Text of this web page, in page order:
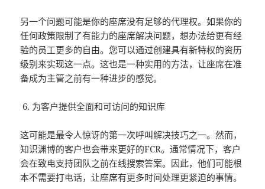
另一个问题可能是你的座席没有足够的代理权。如果你的
任何政策限制了有能力的座席解决问题，想办法给更有经
验的员工更多的自由。您可以通过创建具有新特权的资历
级别来实现这一点。这也是一种实用的方法，让座席在准
备成为主管之前有一种进步的感觉。
为客户提供全面和可访问的知识库
这可能是最令人惊讶的第一次呼叫解决技巧之一。然而，
知识渊博的客户也会带来更好的FCR。通常情况下，客户
会在致电支持团队之前在线搜索答案。因此，他们可能根
本不需要打电话，让座席有更多时间处理更紧迫的事情。